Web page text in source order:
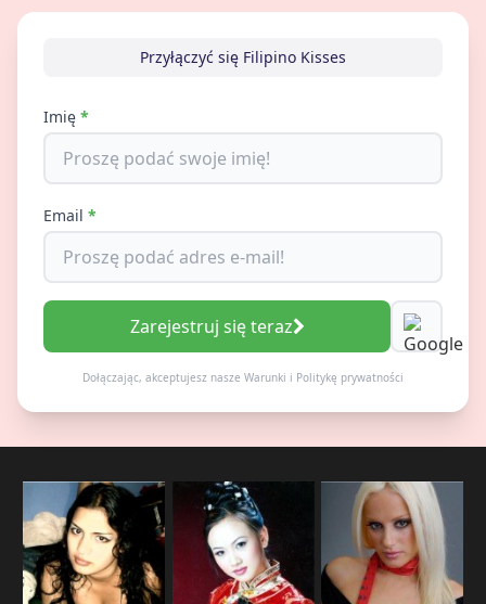
Przyłączyć się Filipino Kisses
Imię *
Email *
Zarejestruj się teraz
Dołączając, akceptujesz nasze Warunki i Politykę prywatności